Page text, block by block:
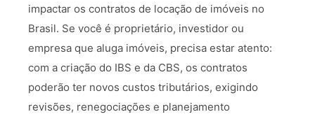
impactar os contratos de locação de imóveis no
Brasil. Se você é proprietário, investidor ou
empresa que aluga imóveis, precisa estar atento:
com a criação do IBS e da CBS, os contratos
poderão ter novos custos tributários, exigindo
revisões, renegociações e planejamento